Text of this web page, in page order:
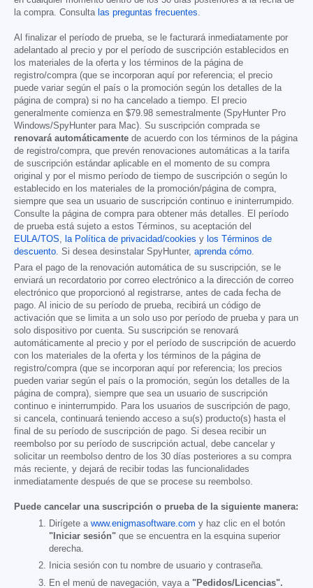
la compra. Consulta las preguntas frecuentes.
Al finalizar el período de prueba, se le facturará inmediatamente por
adelantado al precio y por el período de suscripción establecidos en
los materiales de la oferta y los términos de la página de
registro/compra (que se incorporan aquí por referencia; el precio
puede variar según el país o la promoción según los detalles de la
página de compra) si no ha cancelado a tiempo. El precio
generalmente comienza en $79.98 semestralmente (SpyHunter Pro
Windows/SpyHunter para Mac). Su suscripción comprada se
renovará automáticamente de acuerdo con los términos de la página
de registro/compra, que prevén renovaciones automáticas a la tarifa
de suscripción estándar aplicable en el momento de su compra
original y por el mismo período de tiempo de suscripción o según lo
establecido en los materiales de la promoción/página de compra,
siempre que sea un usuario de suscripción continuo e ininterrumpido.
Consulte la página de compra para obtener más detalles. El período
de prueba está sujeto a estos Términos, su aceptación del
EULA/TOS, la Política de privacidad/cookies y los Términos de
descuento. Si desea desinstalar SpyHunter, aprenda cómo.
Para el pago de la renovación automática de su suscripción, se le
enviará un recordatorio por correo electrónico a la dirección de correo
electrónico que proporcionó al registrarse, antes de cada fecha de
pago. Al inicio de su período de prueba, recibirá un código de
activación que se limita a un solo uso por período de prueba y para un
solo dispositivo por cuenta. Su suscripción se renovará
automáticamente al precio y por el período de suscripción de acuerdo
con los materiales de la oferta y los términos de la página de
registro/compra (que se incorporan aquí por referencia; los precios
pueden variar según el país o la promoción, según los detalles de la
página de compra), siempre que sea un usuario de suscripción
continuo e ininterrumpido. Para los usuarios de suscripción de pago,
si cancela, continuará teniendo acceso a su(s) producto(s) hasta el
final de su período de suscripción de pago. Si desea recibir un
reembolso por su período de suscripción actual, debe cancelar y
solicitar un reembolso dentro de los 30 días posteriores a su compra
más reciente, y dejará de recibir todas las funcionalidades
inmediatamente después de que se procese su reembolso.
Puede cancelar una suscripción o prueba de la siguiente manera:
Dirígete a www.enigmasoftware.com y haz clic en el botón
"Iniciar sesión" que se encuentra en la esquina superior
derecha.
Inicia sesión con tu nombre de usuario y contraseña.
En el menú de navegación, vaya a "Pedidos/Licencias".